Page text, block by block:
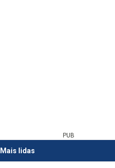
PUB
Mais lidas